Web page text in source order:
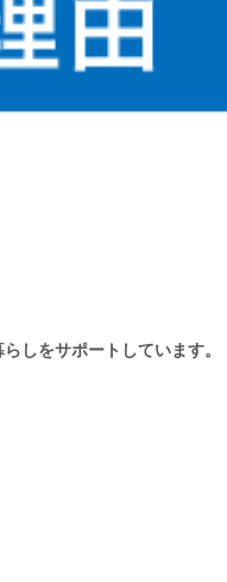
しをサポートしています。